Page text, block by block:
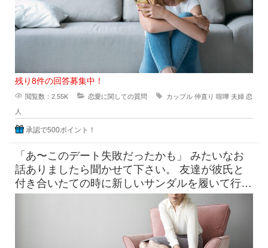
残り8件の回答募集中！
閲覧数：2.55K 恋愛に関しての質問 カップル 仲直り 喧嘩 夫婦 恋
人
承認で500ポイント！
「あ〜このデート失敗だったかも」 みたいなお
話ありましたら聞かせて下さい。 友達が彼氏と
付き合いたての時に新しいサンダルを履いて行っ
たら、見事に靴擦れを